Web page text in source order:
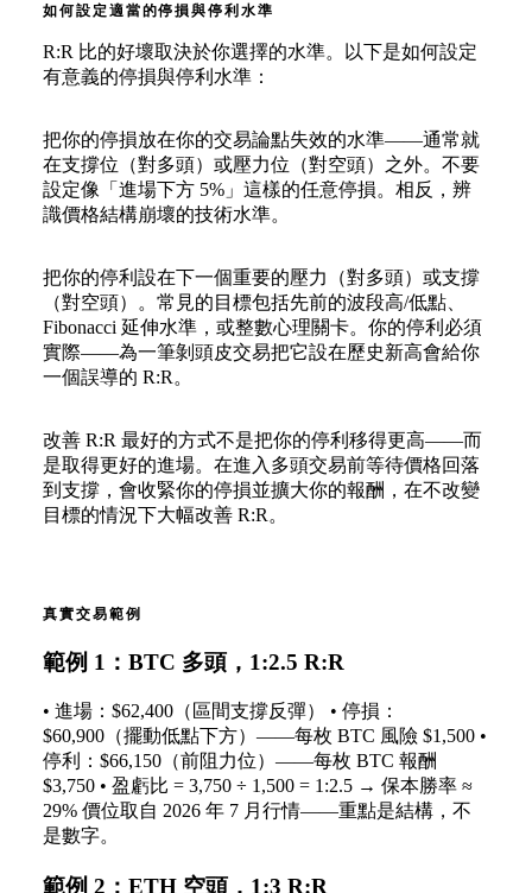
如何設定適當的停損與停利水準
R:R 比的好壞取決於你選擇的水準。以下是如何設定
有意義的停損與停利水準：
把你的停損放在你的交易論點失效的水準——通常就
在支撐位（對多頭）或壓力位（對空頭）之外。不要
設定像「進場下方 5%」這樣的任意停損。相反，辨
識價格結構崩壞的技術水準。
把你的停利設在下一個重要的壓力（對多頭）或支撐
（對空頭）。常見的目標包括先前的波段高/低點、
Fibonacci 延伸水準，或整數心理關卡。你的停利必須
實際——為一筆剝頭皮交易把它設在歷史新高會給你
一個誤導的 R:R。
改善 R:R 最好的方式不是把你的停利移得更高——而
是取得更好的進場。在進入多頭交易前等待價格回落
到支撐，會收緊你的停損並擴大你的報酬，在不改變
目標的情況下大幅改善 R:R。
真實交易範例
範例 1：BTC 多頭，1:2.5 R:R
• 進場：$62,400（區間支撐反彈） • 停損：
$60,900（擺動低點下方）——每枚 BTC 風險 $1,500 •
停利：$66,150（前阻力位）——每枚 BTC 報酬
$3,750 • 盈虧比 = 3,750 ÷ 1,500 = 1:2.5 → 保本勝率 ≈
29% 價位取自 2026 年 7 月行情——重點是結構，不
是數字。
範例 2：ETH 空頭，1:3 R:R